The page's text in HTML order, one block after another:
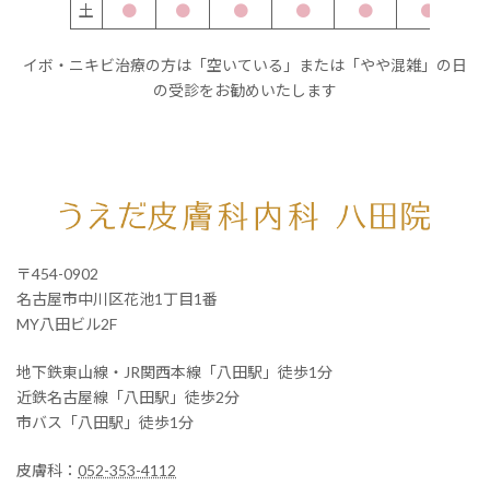
土 ● ● ● ● ● ●
イボ・ニキビ治療の方は「空いている」または「やや混雑」の日
の受診をお勧めいたします
〒454-0902
名古屋市中川区花池1丁目1番
MY八田ビル2F
地下鉄東山線・JR関西本線「八田駅」徒歩1分
近鉄名古屋線「八田駅」徒歩2分
市バス「八田駅」徒歩1分
皮膚科： 052-353-4112